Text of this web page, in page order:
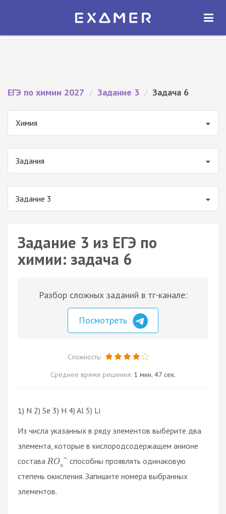
Экзамер — ЕГЭ 2027
ОТКРЫТЬ
ЕГЭ по химии 2027 / Задание 3 / Задача 6
Химия
Задания
Задание 3
Задание 3 из ЕГЭ по
химии: задача 6
Разбор сложных заданий в тг-канале:
Посмотреть
Сложность:
Среднее время решения: 1 мин. 47 сек.
1) N 2) Se 3) H 4) Al 5) Li
Из числа указанных в ряду элементов выберите два
элемента, которые в кислородсодержащем анионе
состава ROx
− способны проявлять одинаковую
степень окисления. Запишите номера выбранных
элементов.